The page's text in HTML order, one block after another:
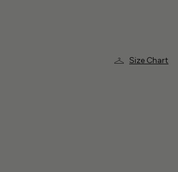
Size Chart